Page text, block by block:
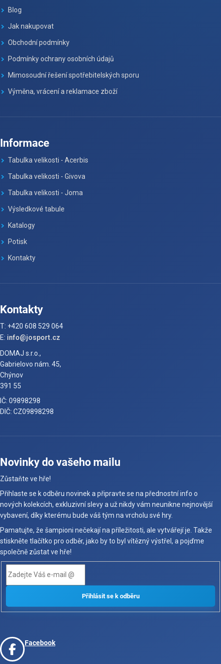
Blog
Jak nakupovat
Obchodní podmínky
Podmínky ochrany osobních údajů
Mimosoudní řešení spotřebitelských sporu
Výměna, vrácení a reklamace zboží
Informace
Tabulka velikosti - Acerbis
Tabulka velikosti - Givova
Tabulka velikosti - Joma
Výsledkové tabule
Katalogy
Potisk
Kontakty
Kontakty
T: +420 608 529 064
E: info@josport.cz
DOMAJ s.r.o.,
Gabrielovo nám. 45,
Chýnov
391 55
IČ: 09898298
DIČ: CZ09898298
Novinky do vašeho mailu
Zůstaňte ve hře!
Přihlaste se k odběru novinek a připravte se na přednostní info o
nových kolekcích, exkluzivní slevy a už nikdy vám neunikne nejnovější
vybavení, díky kterému bude váš tým na vrcholu své hry.
Pamatujte, že šampioni nečekají na příležitosti, ale vytvářejí je. Takže
stiskněte tlačítko pro odběr, jako by to byl vítězný výstřel, a pojďme
společně zůstat ve hře!
Facebook